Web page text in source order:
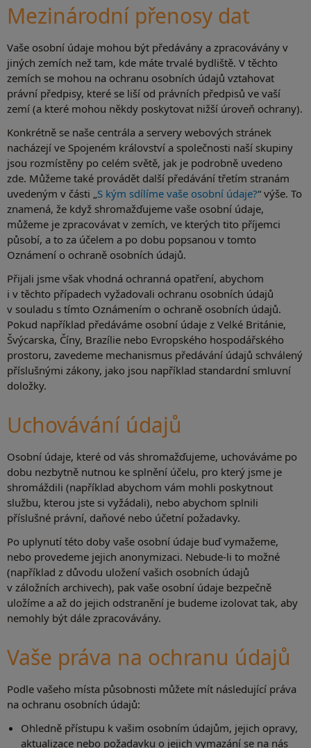
Mezinárodní přenosy dat
Vaše osobní údaje mohou být předávány a zpracovávány v
jiných zemích než tam, kde máte trvalé bydliště. V těchto
zemích se mohou na ochranu osobních údajů vztahovat
právní předpisy, které se liší od právních předpisů ve vaší
zemí (a které mohou někdy poskytovat nižší úroveň ochrany).
Konkrétně se naše centrála a servery webových stránek
nacházejí ve Spojeném království a společnosti naší skupiny
jsou rozmístěny po celém světě, jak je podrobně uvedeno
zde. Můžeme také provádět další předávání třetím stranám
uvedeným v části „ S kým sdílíme vaše osobní údaje?“ výše. To
znamená, že když shromažďujeme vaše osobní údaje,
můžeme je zpracovávat v zemích, ve kterých tito příjemci
působí, a to za účelem a po dobu popsanou v tomto
Oznámení o ochraně osobních údajů.
Přijali jsme však vhodná ochranná opatření, abychom
i v těchto případech vyžadovali ochranu osobních údajů
v souladu s tímto Oznámením o ochraně osobních údajů.
Pokud například předáváme osobní údaje z Velké Británie,
Švýcarska, Číny, Brazílie nebo Evropského hospodářského
prostoru, zavedeme mechanismus předávání údajů schválený
příslušnými zákony, jako jsou například standardní smluvní
doložky.
Uchovávání údajů
Osobní údaje, které od vás shromažďujeme, uchováváme po
dobu nezbytně nutnou ke splnění účelu, pro který jsme je
shromáždili (například abychom vám mohli poskytnout
službu, kterou jste si vyžádali), nebo abychom splnili
příslušné právní, daňové nebo účetní požadavky.
Po uplynutí této doby vaše osobní údaje buď vymažeme,
nebo provedeme jejich anonymizaci. Nebude-li to možné
(například z důvodu uložení vašich osobních údajů
v záložních archivech), pak vaše osobní údaje bezpečně
uložíme a až do jejich odstranění je budeme izolovat tak, aby
nemohly být dále zpracovávány.
Vaše práva na ochranu údajů
Podle vašeho místa působnosti můžete mít následující práva
na ochranu osobních údajů:
Ohledně přístupu k vašim osobním údajům, jejich opravy,
aktualizace nebo požadavku o jejich vymazání se na nás